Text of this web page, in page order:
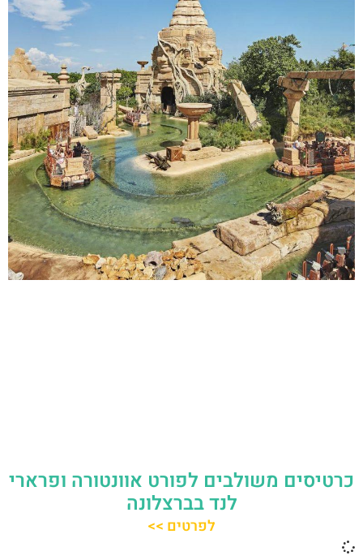
כרטיסים משולבים לפורט אוונטורה ופרארי
לנד בברצלונה
לפרטים >>